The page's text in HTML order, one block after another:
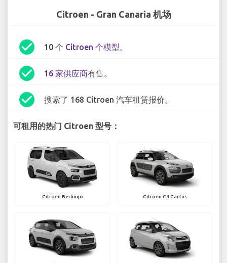
Citroen - Gran Canaria 机场
check_circle 10 个 Citroen 个模型。
check_circle 16 家供应商有售。
check_circle 搜索了 168 Citroen 汽车租赁报价。
可租用的热门 Citroen 型号：
Citroen Berlingo Citroen C4 Cactus